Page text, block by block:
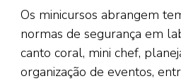
Os minicursos abrangem
normas de segurança em
canto coral, mini chef,
organização de eventos,